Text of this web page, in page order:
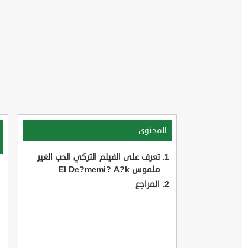
المحتوى
تعرف على الفيلم التركي الحب الغير
ملموس El De?memi? A?k
المراجع